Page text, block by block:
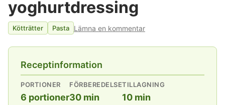
yoghurtdressing
Kötträtter Pasta Lämna en kommentar
Receptinformation
PORTIONER
6 portioner
FÖRBEREDELSE
30 min
TILLAGNING
10 min